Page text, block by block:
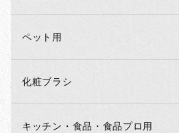
ペット用
化粧ブラシ
キッチン・食品・食品プロ用